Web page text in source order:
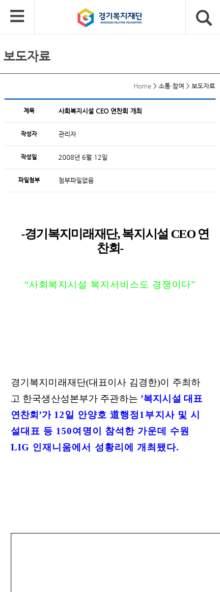
보도자료
Home > 소통·참여 > 보도자료
제목 사회복지시설 CEO 연찬회 개최
작성자 관리자
작성일 2008년 6월 12일
파일첨부 첨부파일없음
-경기복지미래재단, 복지시설 CEO 연
찬회-
“사회복지시설 복지서비스도 경쟁이다”
경기복지미래재단(대표이사 김경한)이 주최하
고 한국생산성본부가 주관하는 ’복지시설 대표
연찬회’가 12일 안양호 道행정1부지사 및 시
설대표 등 150여명이 참석한 가운데 수원
LIG 인재니움에서 성황리에 개최됐다.